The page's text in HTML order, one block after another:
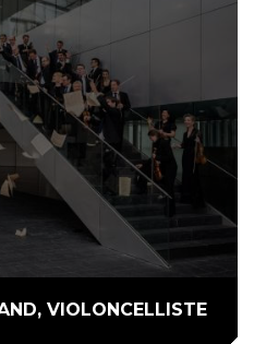
VIOLONCELLISTE